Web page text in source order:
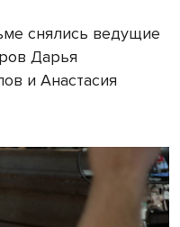
снялись ведущие
Дарья
и Анастасия